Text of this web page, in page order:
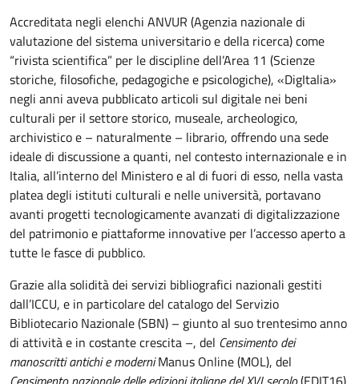
Accreditata negli elenchi ANVUR (Agenzia nazionale di
valutazione del sistema universitario e della ricerca) come
“rivista scientifica” per le discipline dell’Area 11 (Scienze
storiche, filosofiche, pedagogiche e psicologiche), «DigItalia»
negli anni aveva pubblicato articoli sul digitale nei beni
culturali per il settore storico, museale, archeologico,
archivistico e – naturalmente – librario, offrendo una sede
ideale di discussione a quanti, nel contesto internazionale e in
Italia, all’interno del Ministero e al di fuori di esso, nella vasta
platea degli istituti culturali e nelle università, portavano
avanti progetti tecnologicamente avanzati di digitalizzazione
del patrimonio e piattaforme innovative per l’accesso aperto a
tutte le fasce di pubblico.
Grazie alla solidità dei servizi bibliografici nazionali gestiti
dall’ICCU, e in particolare del catalogo del Servizio
Bibliotecario Nazionale (SBN) – giunto al suo trentesimo anno
di attività e in costante crescita –, del Censimento dei
manoscritti antichi e moderniManus Online (MOL), del